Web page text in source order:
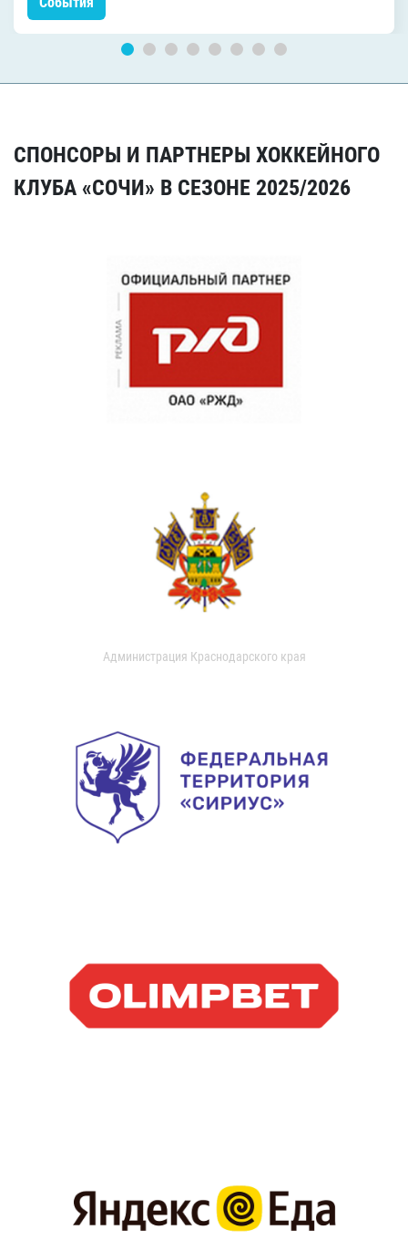
СПОНСОРЫ И ПАРТНЕРЫ ХОККЕЙНОГО
КЛУБА «СОЧИ» В СЕЗОНЕ 2025/2026
Администрация Краснодарского края